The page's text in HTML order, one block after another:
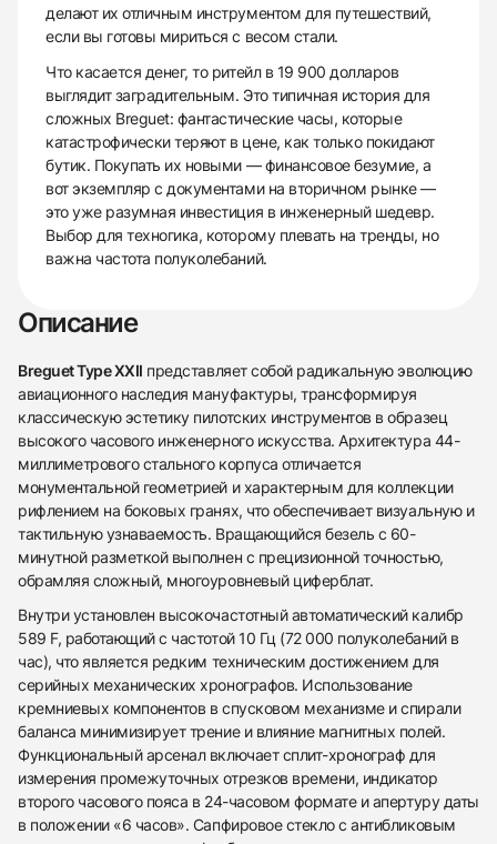
438
285
145
142
205
204
195
150
6
делают их отличным инструментом для путешествий,
если вы готовы мириться с весом стали.
Что касается денег, то ритейл в 19 900 долларов
выглядит заградительным. Это типичная история для
сложных Breguet: фантастические часы, которые
катастрофически теряют в цене, как только покидают
бутик. Покупать их новыми — финансовое безумие, а
вот экземпляр с документами на вторичном рынке —
это уже разумная инвестиция в инженерный шедевр.
Выбор для техногика, которому плевать на тренды, но
важна частота полуколебаний.
Описание
Breguet Type XXII представляет собой радикальную эволюцию
авиационного наследия мануфактуры, трансформируя
классическую эстетику пилотских инструментов в образец
высокого часового инженерного искусства. Архитектура 44-
миллиметрового стального корпуса отличается
монументальной геометрией и характерным для коллекции
рифлением на боковых гранях, что обеспечивает визуальную и
тактильную узнаваемость. Вращающийся безель с 60-
минутной разметкой выполнен с прецизионной точностью,
обрамляя сложный, многоуровневый циферблат.
Внутри установлен высокочастотный автоматический калибр
589 F, работающий с частотой 10 Гц (72 000 полуколебаний в
час), что является редким техническим достижением для
серийных механических хронографов. Использование
кремниевых компонентов в спусковом механизме и спирали
баланса минимизирует трение и влияние магнитных полей.
Функциональный арсенал включает сплит-хронограф для
измерения промежуточных отрезков времени, индикатор
второго часового пояса в 24-часовом формате и апертуру даты
в положении «6 часов». Сапфировое стекло с антибликовым